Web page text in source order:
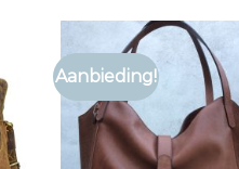
Aanbieding!